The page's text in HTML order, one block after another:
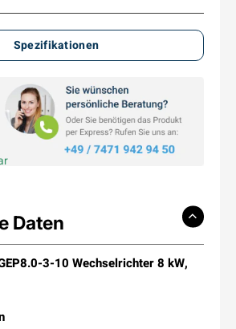
Spezifikationen
Daten
3-10 Wechselrichter 8 kW,